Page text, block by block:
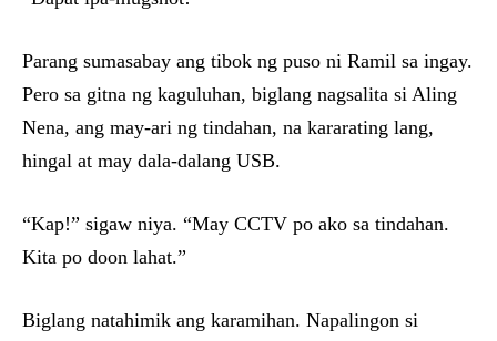
Parang sumasabay ang tibok ng puso ni Ramil sa ingay.
Pero sa gitna ng kaguluhan, biglang nagsalita si Aling
Nena, ang may-ari ng tindahan, na kararating lang,
hingal at may dala-dalang USB.
“Kap!” sigaw niya. “May CCTV po ako sa tindahan.
Kita po doon lahat.”
Biglang natahimik ang karamihan. Napalingon si